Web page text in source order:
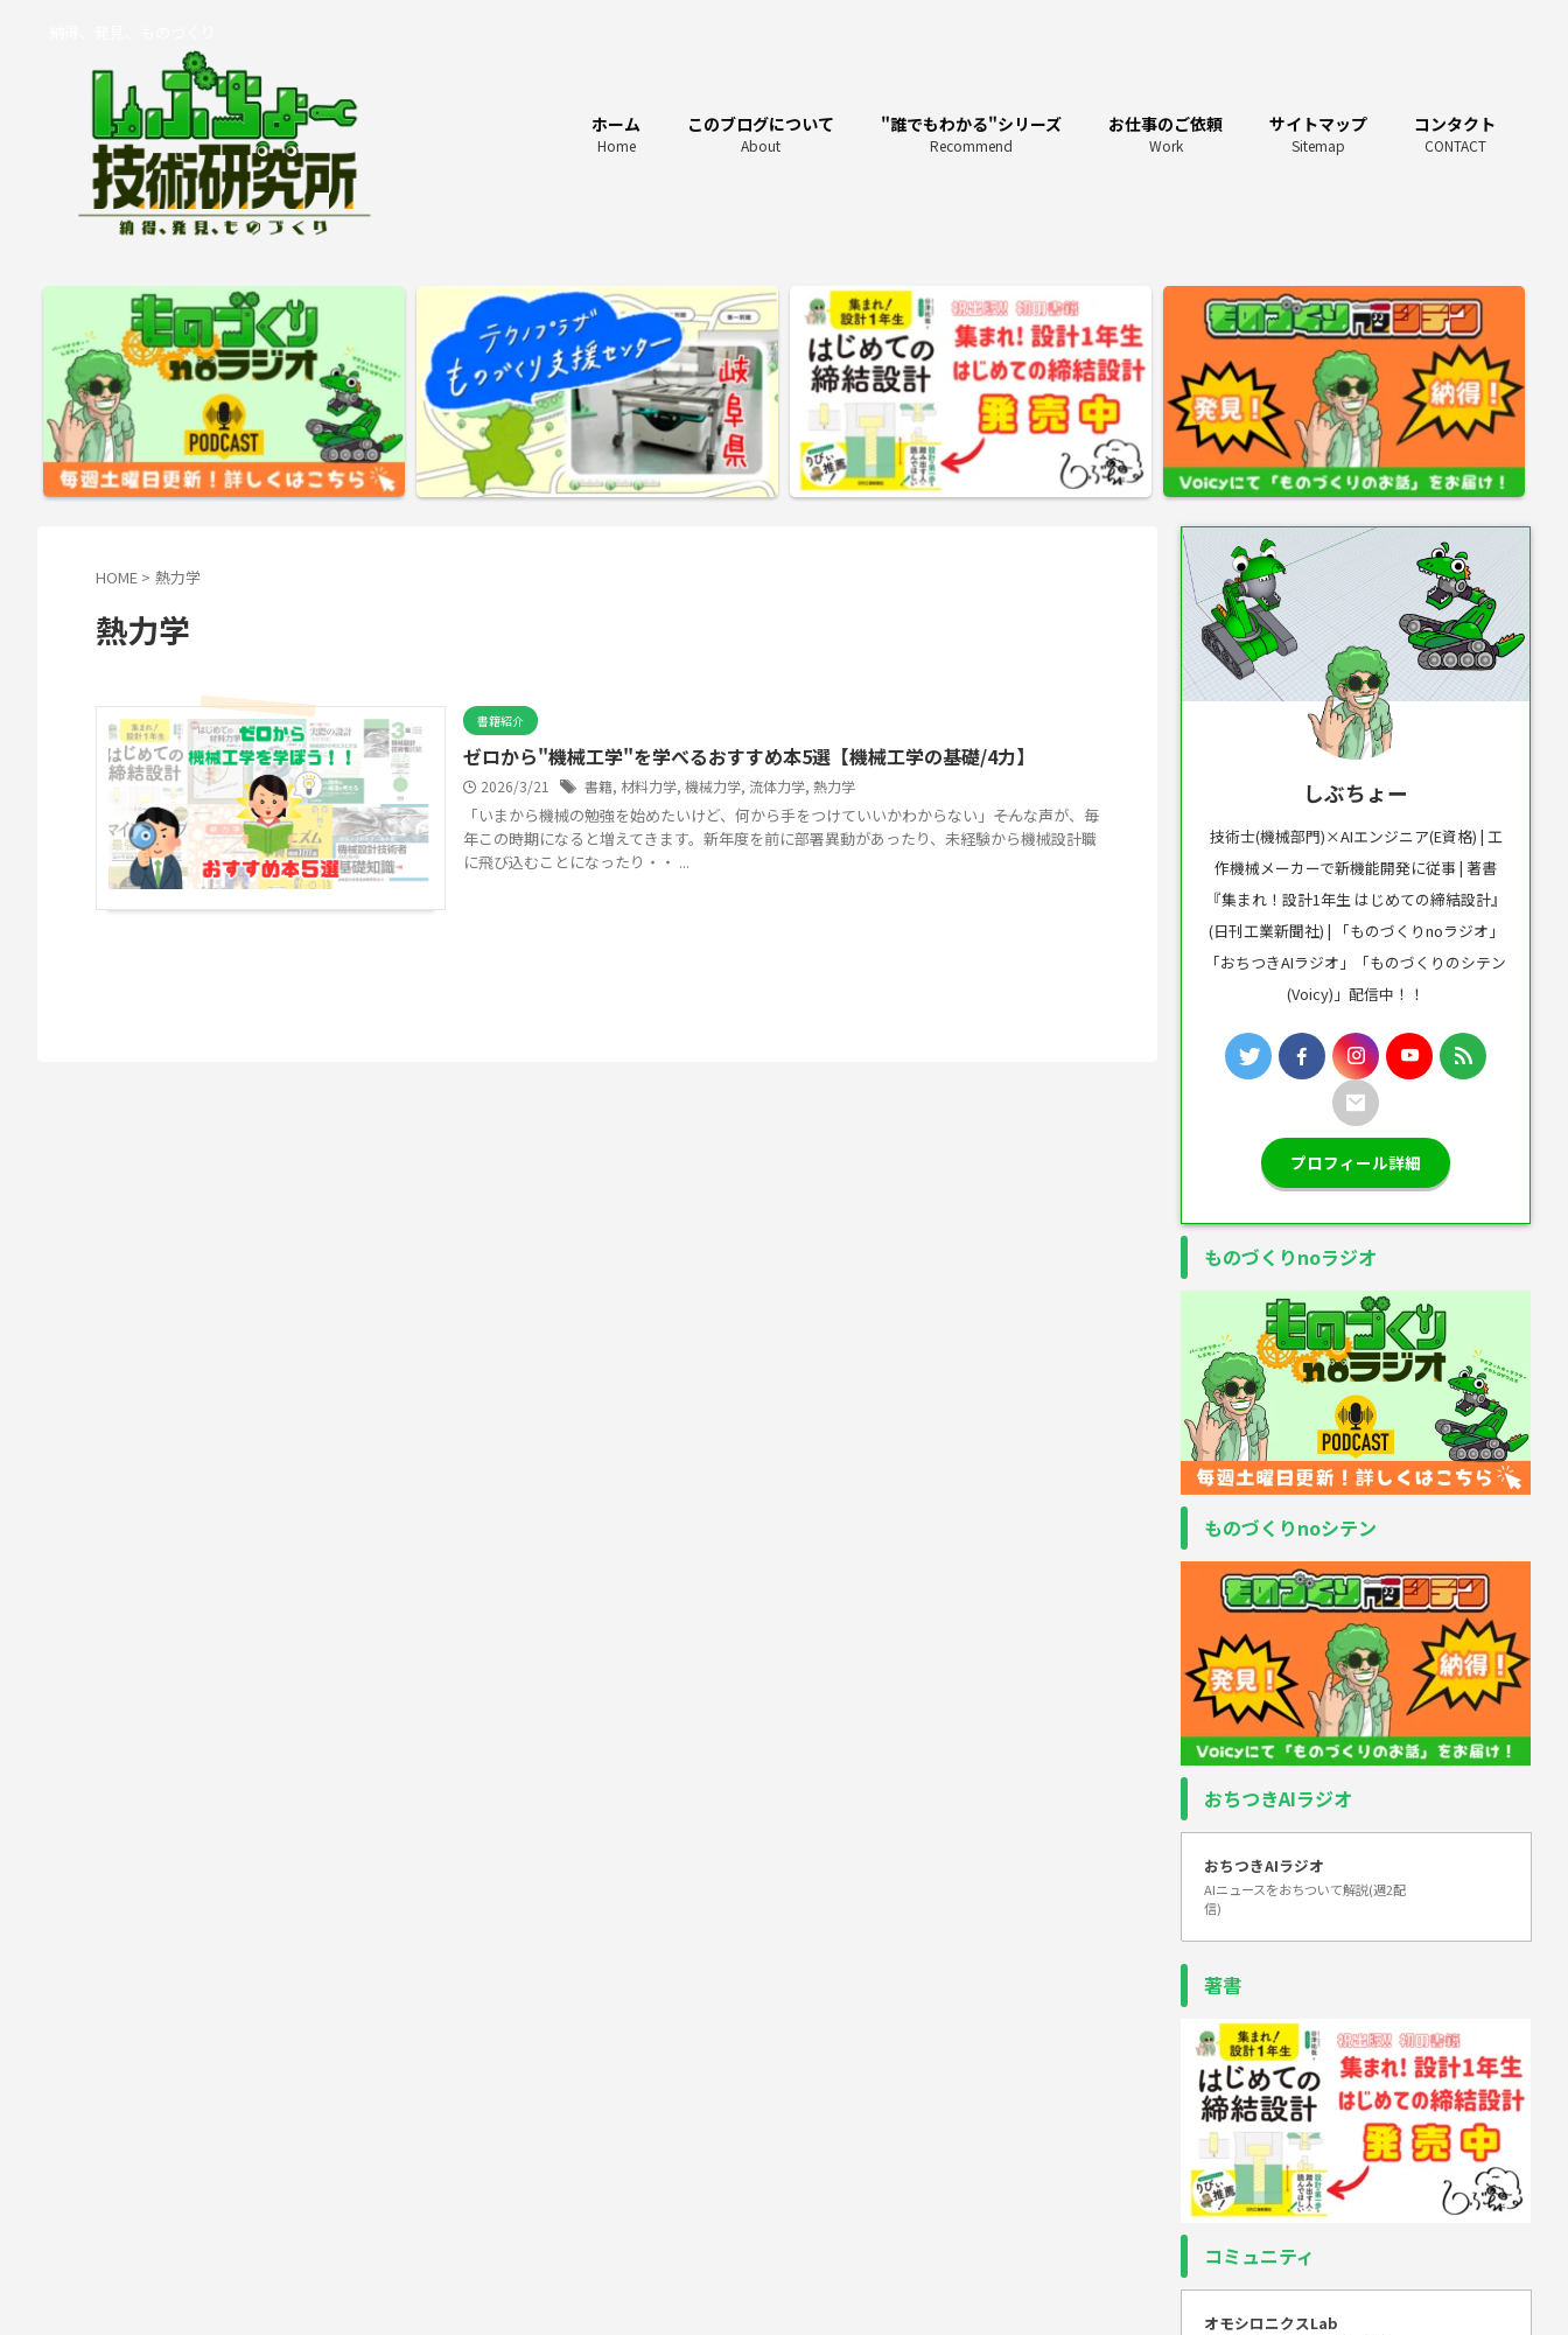
ホーム
Home
このブログについて
About
"誰でもわかる"シリーズ
Recommend
お仕事のご依頼
Work
サイトマップ
Sitemap
コンタクト
CONTACT
HOME > 熱力学
熱力学
書籍紹介
ゼロから"機械工学"を学べるおすすめ本5選【機械工学の基礎/4力】
2026/3/21 書籍, 材料力学, 機械力学, 流体力学, 熱力学
「いまから機械の勉強を始めたいけど、何から手をつけていいかわからない」――そんな声が、毎
年この時期になると増えてきます。新年度を前に部署異動があったり、未経験から機械設計職
に飛び込むことになったり・・ ...
しぶちょー
技術士(機械部門)×AIエンジニア(E資格) | 工
作機械メーカーで新機能開発に従事 | 著書
『集まれ！設計1年生 はじめての締結設計』
(日刊工業新聞社) | 「ものづくりnoラジオ」
「おちつきAIラジオ」「ものづくりのシテン
(Voicy)」配信中！！
プロフィール詳細
ものづくりnoラジオ
ものづくりnoシテン
おちつきAIラジオ
おちつきAIラジオ
AIニュースをおちついて解説(週2配
信)
著書
コミュニティ
オモシロニクスLab